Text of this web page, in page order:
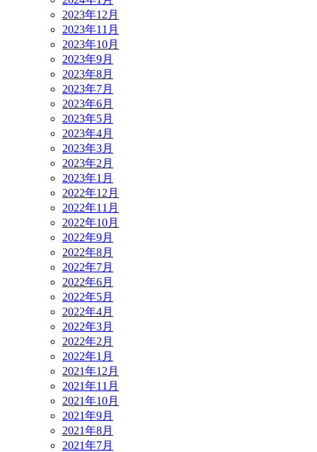
2023年12月
2023年11月
2023年10月
2023年9月
2023年8月
2023年7月
2023年6月
2023年5月
2023年4月
2023年3月
2023年2月
2023年1月
2022年12月
2022年11月
2022年10月
2022年9月
2022年8月
2022年7月
2022年6月
2022年5月
2022年4月
2022年3月
2022年2月
2022年1月
2021年12月
2021年11月
2021年10月
2021年9月
2021年8月
2021年7月